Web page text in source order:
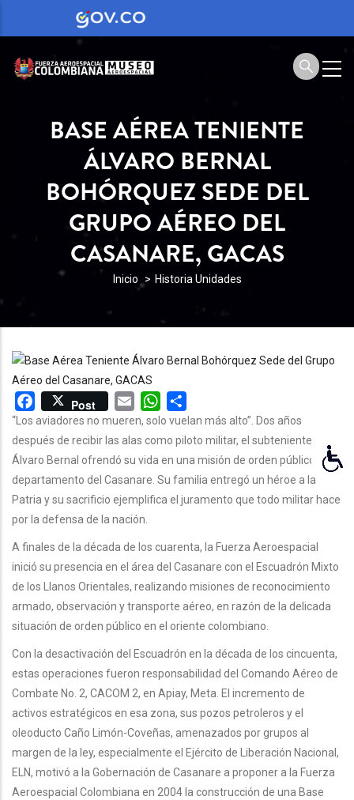
BASE AÉREA TENIENTE
ÁLVARO BERNAL
BOHÓRQUEZ SEDE DEL
GRUPO AÉREO DEL
CASANARE, GACAS
SOBRESCRIBIR
DE
AYUDA
A
LA
NAVEGACIÓN
Inicio Historia Unidades
Facebook
Post Email WhatsApp
“Los aviadores no mueren, solo vuelan más alto”. Dos años
después de recibir las alas como piloto militar, el subteniente
Álvaro Bernal ofrendó su vida en una misión de orden público en el
departamento del Casanare. Su familia entregó un héroe a la
Patria y su sacrificio ejemplifica el juramento que todo militar hace
por la defensa de la nación.
A finales de la década de los cuarenta, la Fuerza Aeroespacial
inició su presencia en el área del Casanare con el Escuadrón Mixto
de los Llanos Orientales, realizando misiones de reconocimiento
armado, observación y transporte aéreo, en razón de la delicada
situación de orden público en el oriente colombiano.
Con la desactivación del Escuadrón en la década de los cincuenta,
estas operaciones fueron responsabilidad del Comando Aéreo de
Combate No. 2, CACOM 2, en Apiay, Meta. El incremento de
activos estratégicos en esa zona, sus pozos petroleros y el
oleoducto Caño Limón-Coveñas, amenazados por grupos al
margen de la ley, especialmente el Ejército de Liberación Nacional,
ELN, motivó a la Gobernación de Casanare a proponer a la Fuerza
Aeroespacial Colombiana en 2004 la construcción de una Base